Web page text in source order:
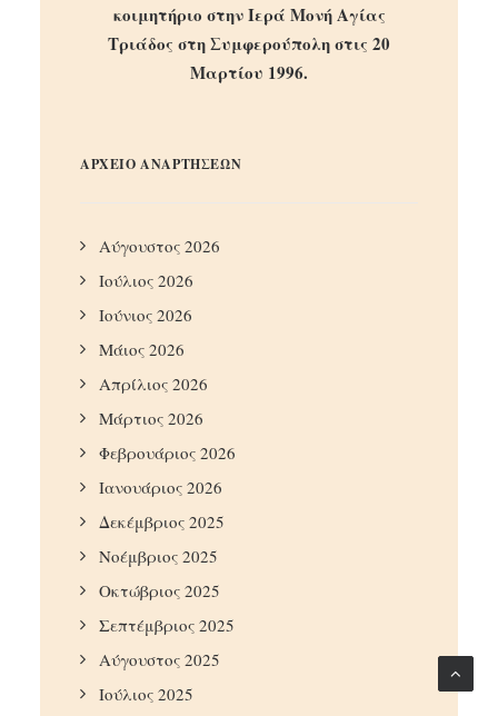
κοιμητήριο στην Ιερά Μονή Αγίας
Τριάδος στη Συμφερούπολη στις 20
Μαρτίου 1996.
ΑΡΧΕΙΟ ΑΝΑΡΤΗΣΕΩΝ
Αύγουστος 2026
Ιούλιος 2026
Ιούνιος 2026
Μάιος 2026
Απρίλιος 2026
Μάρτιος 2026
Φεβρουάριος 2026
Ιανουάριος 2026
Δεκέμβριος 2025
Νοέμβριος 2025
Οκτώβριος 2025
Σεπτέμβριος 2025
Αύγουστος 2025
Ιούλιος 2025